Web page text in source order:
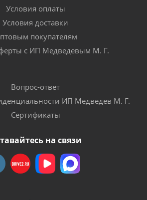
Условия оплаты
Условия доставки
покупателям
с ИП Медведевым М. Г.
Вопрос-ответ
ИП Медведев М. Г.
Сертификаты
на связи